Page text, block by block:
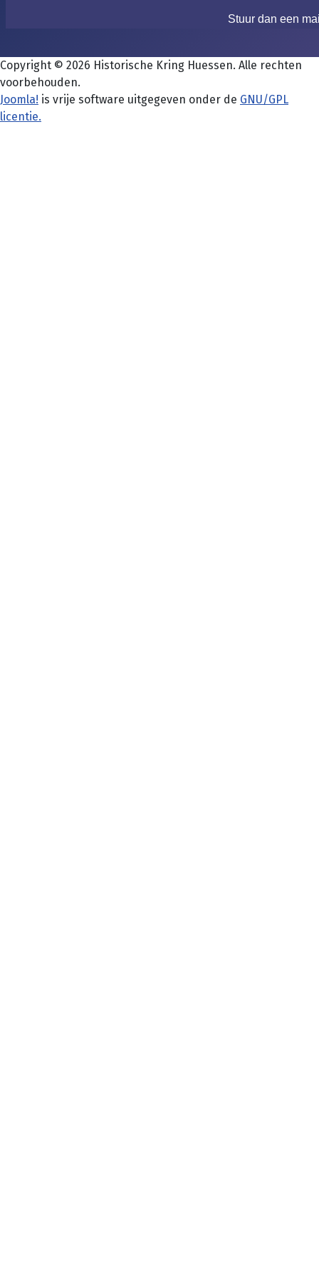
Stuur dan een
Copyright © 2026 Historische Kring Huessen. Alle rechten
voorbehouden.
Joomla! is vrije software uitgegeven onder de GNU/GPL
licentie.